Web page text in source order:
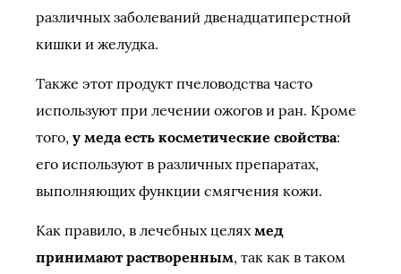
различных заболеваний двенадцатиперстной
кишки и желудка.
Также этот продукт пчеловодства часто
используют при лечении ожогов и ран. Кроме
того, у меда есть косметические свойства:
его используют в различных препаратах,
выполняющих функции смягчения кожи.
Как правило, в лечебных целяхмед
принимают растворенным, так как в таком